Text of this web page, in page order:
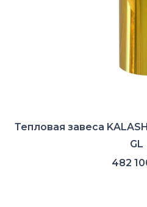
Тепловая завеса
GL
482